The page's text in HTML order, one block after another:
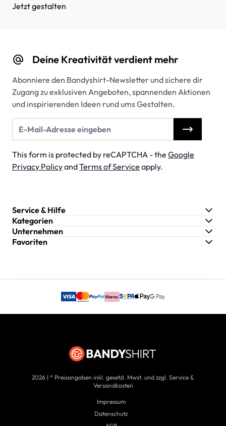
Jetzt gestalten
Deine Kreativität verdient mehr
Abonniere den Bandyshirt-Newsletter und sichere dir
Zugang zu exklusiven Angeboten, spannenden Aktionen
und inspirierenden Ideen rund ums Gestalten.
This form is protected by reCAPTCHA - the Google
Privacy PolicyandTerms of Service apply.
Service & Hilfe
Kategorien
Unternehmen
Favoriten
2026 | * Preisangaben inkl. gesetzl. Mwst. und zzgl. Service &
Versandkosten
Impressum
Datenschutz